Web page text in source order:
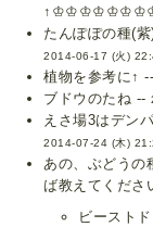
たんぽぽの種(
2014-06-17 (火)
植物を参考に↑ --
ブドウのたね --
えさ場3はデン
2014-07-24 (木)
あの、ぶどうの
ば教えてくださ
ビースト